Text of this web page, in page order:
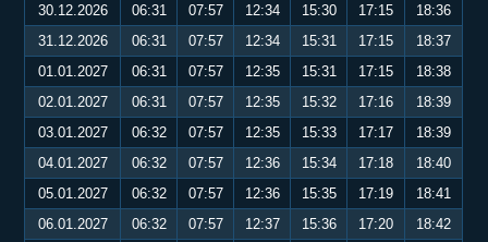
30.12.2026
06:31 07:57 12:34 15:30 17:15
18:36
31.12.2026
06:31 07:57 12:34 15:31 17:15
18:37
01.01.2027
06:31 07:57 12:35 15:31 17:15
18:38
02.01.2027
06:31 07:57 12:35 15:32 17:16
18:39
03.01.2027
06:32 07:57 12:35 15:33 17:17
18:39
04.01.2027
06:32 07:57 12:36 15:34 17:18
18:40
05.01.2027
06:32 07:57 12:36 15:35 17:19
18:41
06.01.2027
06:32 07:57 12:37 15:36 17:20
18:42